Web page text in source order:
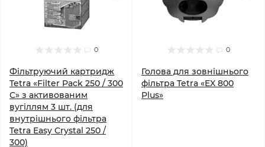
0
Фільтруючий картридж
Tetra «Filter Pack 250 / 300
C» з активованим
вугіллям 3 шт. (для
внутрішнього фільтра
Tetra Easy Crystal 250 /
300)
0
Голова для зовнішнього
фільтра Tetra «EX 800
Plus»